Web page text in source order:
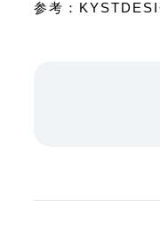
参考：